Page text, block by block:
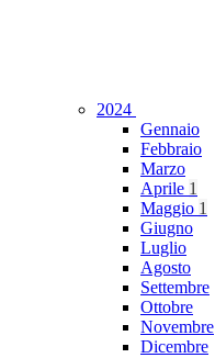
2024
Gennaio
Febbraio
Marzo
Aprile 1
Maggio 1
Giugno
Luglio
Agosto
Settembre
Ottobre
Novembre
Dicembre